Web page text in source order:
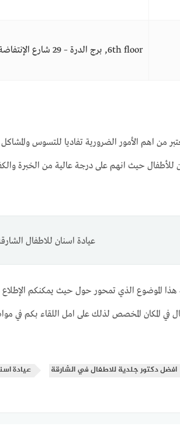
6th floor, برج الدرة – 29 شارع الإنتفاضة – المجازAl Majaz 3 – الشارقة – الإمارات العربية المتحدة
من اهم الأمور الضرورية تفاديا للتسوس
للأطفال حيث انهم على درجة عالية من الخبرة
عيادة اسنان للاطفال
هذا الموضوع الذي تمحور حول حيث يمكنكم
في المكان المخصص لذلك على امل اللقاء بكم في
افضل دكتور جلدية للاطفال في الشارقة عيادة